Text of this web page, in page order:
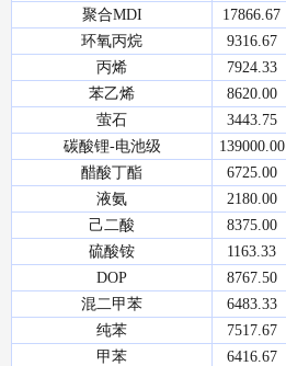
聚合MDI
17866.67
环氧丙烷
9316.67
丙烯
7924.33
苯乙烯
8620.00
萤石
3443.75
碳酸锂-电池级
139000.00
醋酸丁酯
6725.00
液氨
2180.00
己二酸
8375.00
硫酸铵
1163.33
DOP
8767.50
混二甲苯
6483.33
纯苯
7517.67
甲苯
6416.67